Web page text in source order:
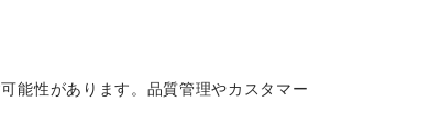
能性があります。品質管理やカスタマー